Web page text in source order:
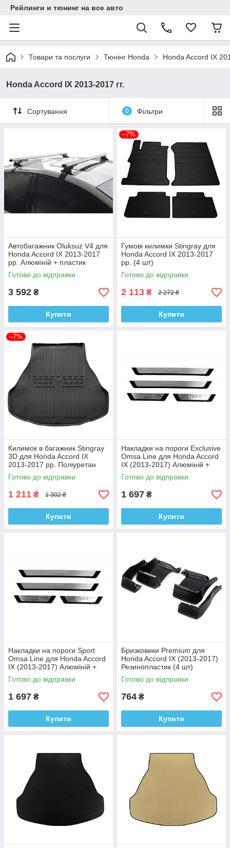
Рейлинги и тюнинг на все авто
Товари та послуги Тюнінг Honda Honda Accord IX
Honda Accord IX 2013-2017 гг.
Сортування 0 Фільтри
Автобагажник Oluksuz V4 для
Honda Accord IX 2013-2017
рр. Алюміній + пластик
(пара)
Готово до відправки
3 592 ₴
Купити
–7%
Гумові килимки Stingray для
Honda Accord IX 2013-2017
рр. (4 шт)
Готово до відправки
2 113 ₴ 2 272 ₴
Купити
–7%
Килимок в багажник Stingray
3D для Honda Accord IX
2013-2017 рр. Поліуретан
Готово до відправки
1 211 ₴ 1 302 ₴
Купити
Накладки на пороги Exclusive
Omsa Line для Honda Accord
IX (2013-2017) Алюміній +
пластик (4шт)
Готово до відправки
1 697 ₴
Купити
Накладки на пороги Sport
Omsa Line для Honda Accord
IX (2013-2017) Алюміній +
пластик (4шт)
Готово до відправки
1 697 ₴
Купити
Бризковики Premium для
Honda Accord IX (2013-2017)
Резинопластик (4 шт)
Готово до відправки
764 ₴
Купити